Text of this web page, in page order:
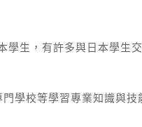
生，有許多與日本學生交
學校等學習專業知識與